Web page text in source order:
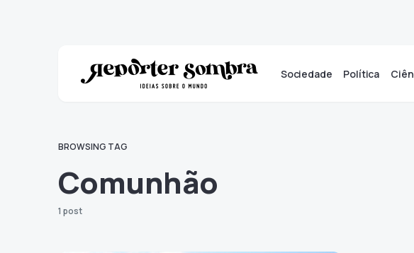
Sociedade Política
BROWSING TAG
Comunhão
1 post